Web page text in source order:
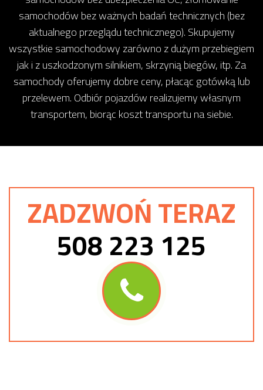
samochodów bez ważnych badań technicznych (bez
aktualnego przeglądu technicznego). Skupujemy
wszystkie samochodowy zarówno z dużym przebiegiem
jak i z uszkodzonym silnikiem, skrzynią biegów, itp. Za
samochody oferujemy dobre ceny, płacąc gotówką lub
przelewem. Odbiór pojazdów realizujemy własnym
transportem, biorąc koszt transportu na siebie.
ZADZWOŃ TERAZ
508 223 125